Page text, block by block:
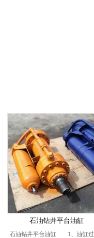
石油钻井平台油缸
石油钻井平台油缸 1、油缸过